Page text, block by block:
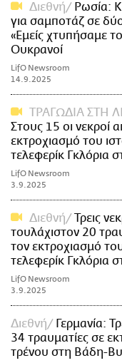
Διεθνή
Ρωσία:
για σαμποτάζ σε
«Εμείς χτυπήσαμε
Ουκρανοί
LifO Newsroom
14.9.2025
ΤΡΑΓΩΔΙΑ ΣΤΗ
Στους 15 οι νεκροί
εκτροχιασμό του
τελεφερίκ Γκλόρια
LifO Newsroom
3.9.2025
Διεθνή
Τρεις
τουλάχιστον 20
τον εκτροχιασμό
τελεφερίκ Γκλόρια
LifO Newsroom
3.9.2025
Διεθνή
Γερμανία:
34 τραυματίες σε
τρένου στη Βάδη-